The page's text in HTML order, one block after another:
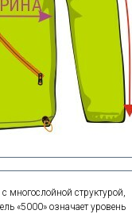
многослойной структурой,
«5000» означает уровень